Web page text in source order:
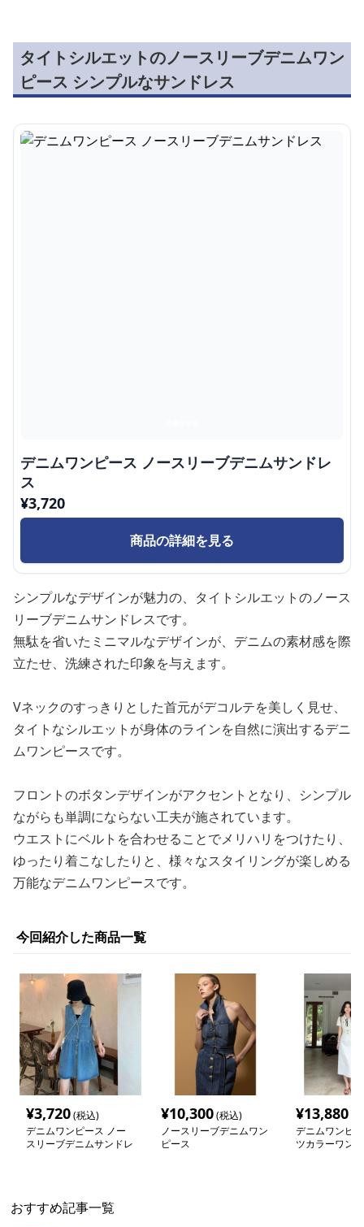
タイトシルエットのノースリーブデニムワン
ピース シンプルなサンドレス
デニムワンピース ノースリーブデニムサンドレ
ス
¥3,720
商品の詳細を見る
シンプルなデザインが魅力の、タイトシルエットのノース
リーブデニムサンドレスです。
無駄を省いたミニマルなデザインが、デニムの素材感を際
立たせ、洗練された印象を与えます。
Vネックのすっきりとした首元がデコルテを美しく見せ、
タイトなシルエットが身体のラインを自然に演出するデニ
ムワンピースです。
フロントのボタンデザインがアクセントとなり、シンプル
ながらも単調にならない工夫が施されています。
ウエストにベルトを合わせることでメリハリをつけたり、
ゆったり着こなしたりと、様々なスタイリングが楽しめる
万能なデニムワンピースです。
今回紹介した商品一覧
¥3,720(税込)
デニムワンピース ノー
スリーブデニムサンドレ
¥10,300(税込)
ノースリーブデニムワン
ピース
¥13,880
デニムワンピ
ツカラーワン
おすすめ記事一覧